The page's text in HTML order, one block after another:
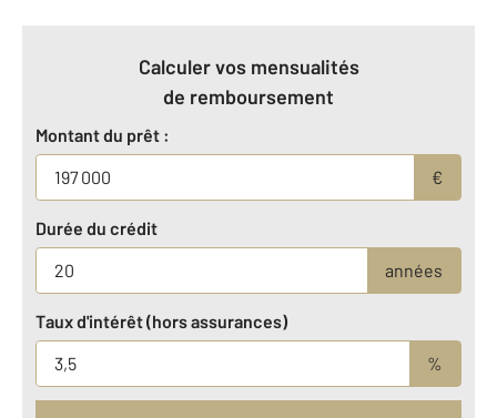
Calculer vos mensualités
de remboursement
Montant du prêt :
€
Durée du crédit
années
Taux d'intérêt (hors assurances)
%